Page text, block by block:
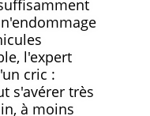
l'expert
cric :
s'avérer très
à moins